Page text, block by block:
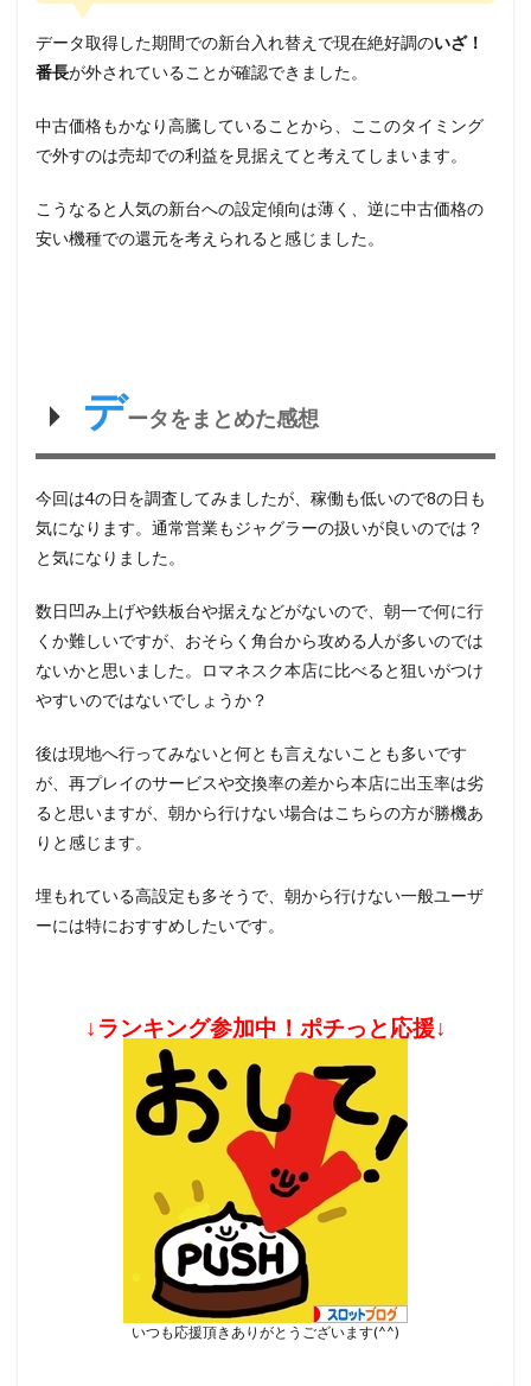
データ取得した期間での新台入れ替えで現在絶好調のいざ！
番長が外されていることが確認できました。
中古価格もかなり高騰していることから、ここのタイミング
で外すのは売却での利益を見据えてと考えてしまいます。
こうなると人気の新台への設定傾向は薄く、逆に中古価格の
安い機種での還元を考えられると感じました。
データをまとめた感想
今回は4の日を調査してみましたが、稼働も低いので8の日も
気になります。通常営業もジャグラーの扱いが良いのでは？
と気になりました。
数日凹み上げや鉄板台や据えなどがないので、朝一で何に行
くか難しいですが、おそらく角台から攻める人が多いのでは
ないかと思いました。ロマネスク本店に比べると狙いがつけ
やすいのではないでしょうか？
後は現地へ行ってみないと何とも言えないことも多いです
が、再プレイのサービスや交換率の差から本店に出玉率は劣
ると思いますが、朝から行けない場合はこちらの方が勝機あ
りと感じます。
埋もれている高設定も多そうで、朝から行けない一般ユーザ
ーには特におすすめしたいです。
↓ランキング参加中！ポチっと応援↓
いつも応援頂きありがとうございます(^^)